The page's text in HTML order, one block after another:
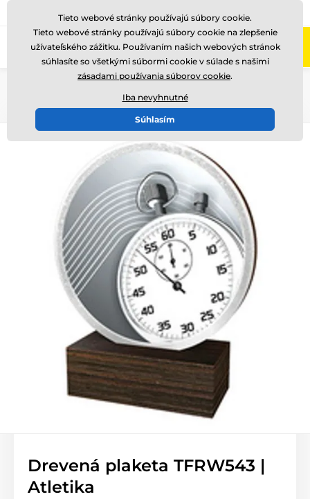
Zavolajte nám (Po-Pi 8-17) +421220255160
Drevená plaketa TFRW543 |
Atletika
Tieto webové stránky používajú súbory cookie.
Tieto webové stránky používajú súbory cookie na zlepšenie
užívateľského zážitku. Používaním našich webových stránok
súhlasíte so všetkými súbormi cookie v súlade s našimi
zásadami používania súborov cookie.
Iba nevyhnutné
Súhlasím